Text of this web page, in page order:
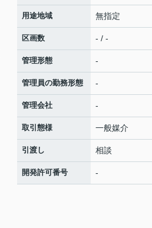
用途地域 無指定
区画数 - / -
管理形態 -
管理員の勤務形態 -
管理会社 -
取引態様 一般媒介
引渡し 相談
開発許可番号 -